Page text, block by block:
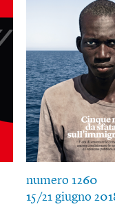
numero 1260
15/21 giugno